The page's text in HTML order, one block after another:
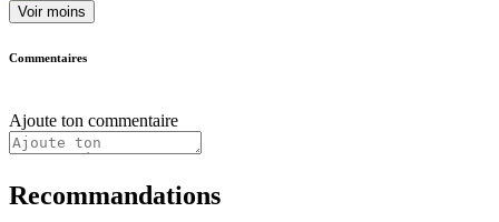
Voir moins
Commentaires
Ajoute ton commentaire
Recommandations